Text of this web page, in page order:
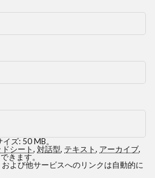
ズ: 50 MB。
シート, 対話型, テキスト, アーカイブ,
きます。
よび他サービスへのリンクは自動的に